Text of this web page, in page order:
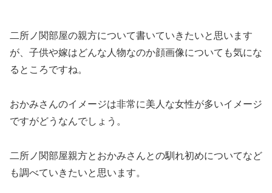
二所ノ関部屋の親方について書いていきたいと思います
が、子供や嫁はどんな人物なのか顔画像についても気にな
るところですね。
おかみさんのイメージは非常に美人な女性が多いイメージ
ですがどうなんでしょう。
二所ノ関部屋親方とおかみさんとの馴れ初めについてなど
も調べていきたいと思います。